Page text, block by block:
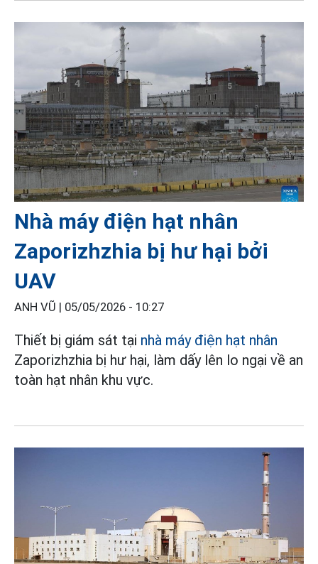
Nhà máy điện hạt nhân
Zaporizhzhia bị hư hại bởi
UAV
ANH VŨ | 05/05/2026 - 10:27
Thiết bị giám sát tại nhà máy điện hạt nhân
Zaporizhzhia bị hư hại, làm dấy lên lo ngại về an
toàn hạt nhân khu vực.